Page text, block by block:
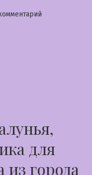
для
из города